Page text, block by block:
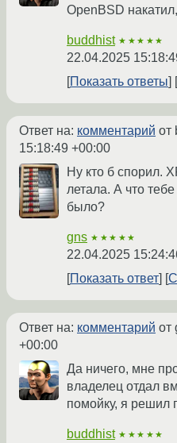
OpenBSD
buddhist ★★★★★
22.04.2025
Показать ответы
Ответ на: комментарий от
15:18:49 +00:00
Ну кто б спорил.
летала. А что
было?
gns ★★★★★
22.04.2025
Показать ответ
Ответ на: комментарий от
+00:00
Да ничего, мне
владелец отдал
помойку, я решил
buddhist ★★★★★